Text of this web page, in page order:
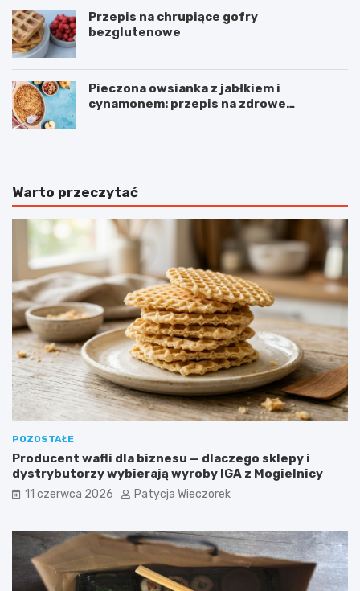
Przepis na chrupiące gofry
bezglutenowe
Pieczona owsianka z jabłkiem i
cynamonem: przepis na zdrowe
Warto przeczytać
POZOSTAŁE
Producent wafli dla biznesu — dlaczego sklepy i
dystrybutorzy wybierają wyroby IGA z Mogielnicy
11 czerwca 2026 Patycja Wieczorek